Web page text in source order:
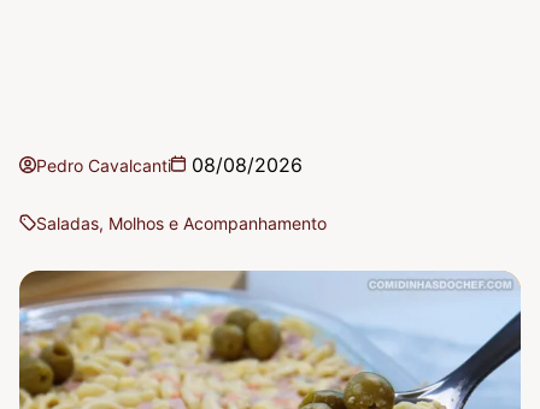
Pedro Cavalcanti 08/08/2026
Saladas, Molhos e Acompanhamento